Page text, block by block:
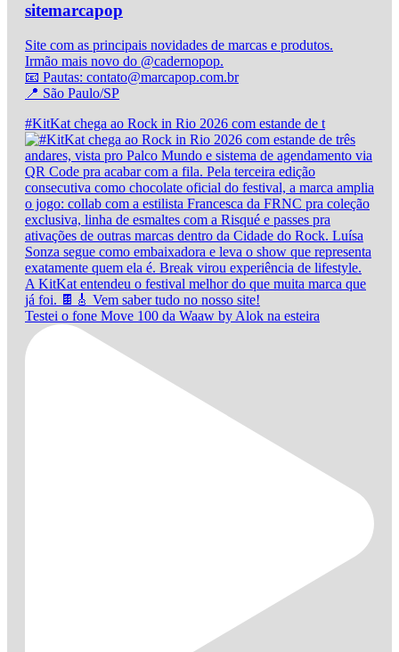
sitemarcapop
Site com as principais novidades de marcas e produtos.
Irmão mais novo do @cadernopop.
📧 Pautas: contato@marcapop.com.br
📍 São Paulo/SP
#KitKat chega ao Rock in Rio 2026 com estande de t
Testei o fone Move 100 da Waaw by Alok na esteira